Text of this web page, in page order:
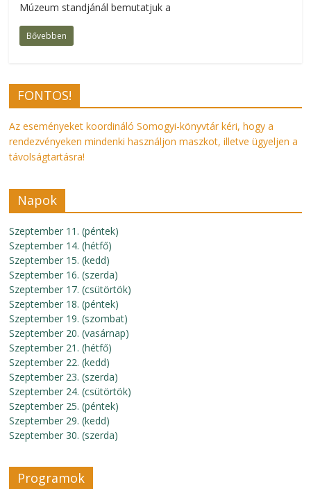
Múzeum standjánál bemutatjuk a
Bővebben
FONTOS!
Az eseményeket koordináló Somogyi-könyvtár kéri, hogy a
rendezvényeken mindenki használjon maszkot, illetve ügyeljen a
távolságtartásra!
Napok
Szeptember 11. (péntek)
Szeptember 14. (hétfő)
Szeptember 15. (kedd)
Szeptember 16. (szerda)
Szeptember 17. (csütörtök)
Szeptember 18. (péntek)
Szeptember 19. (szombat)
Szeptember 20. (vasárnap)
Szeptember 21. (hétfő)
Szeptember 22. (kedd)
Szeptember 23. (szerda)
Szeptember 24. (csütörtök)
Szeptember 25. (péntek)
Szeptember 29. (kedd)
Szeptember 30. (szerda)
Programok